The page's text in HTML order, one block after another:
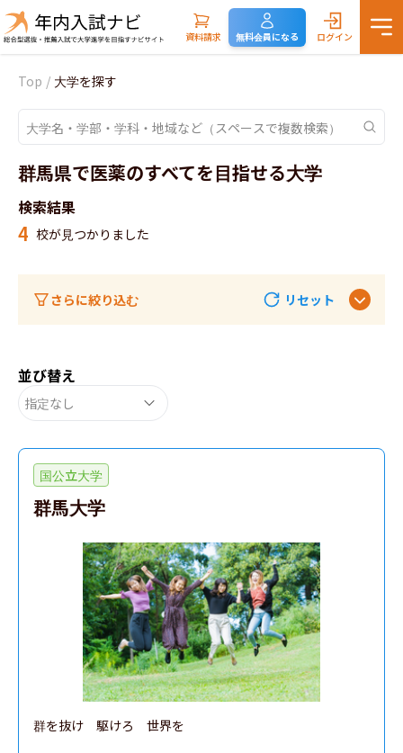
資料請求 無料会員になる ログイン
Top / 大学を探す
群馬県で医薬のすべてを目指せる大学
検索結果
4 校が見つかりました
さらに絞り込む リセット
並び替え
指定なし
国公立大学
群馬大学
群を抜け　駆けろ　世界を